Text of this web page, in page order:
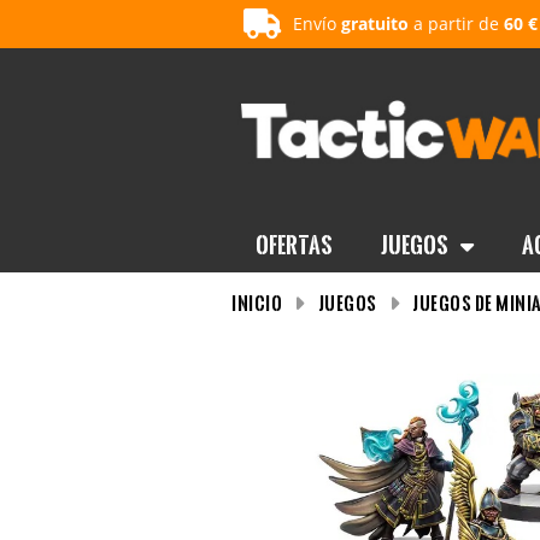
Envío gratuito a partir de 60 €
OFERTAS Juegos
INICIO Juegos Juegos de